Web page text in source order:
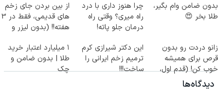
بدون ضامن وام بگیر،
طلا بخر 😍
چرا هنوز داری با درد
راه میری؟ وقتی راه
درمان جلو پاته!
از بین بردن جای زخم
های قدیمی، فقط در 3
هفته!! (بدون لیزر و
زانو دردت رو بدون
قرص برای همیشه
خوب کن! (قدم اول،
پرسش‌نامه)
این دکتر شیرازی کرم
ترمیم زخم ایرانی را
ساخت!!!
۱ میلیارد اعتبار خرید
طلا | بدون ضامن و
چک
دیدگاه‌ها